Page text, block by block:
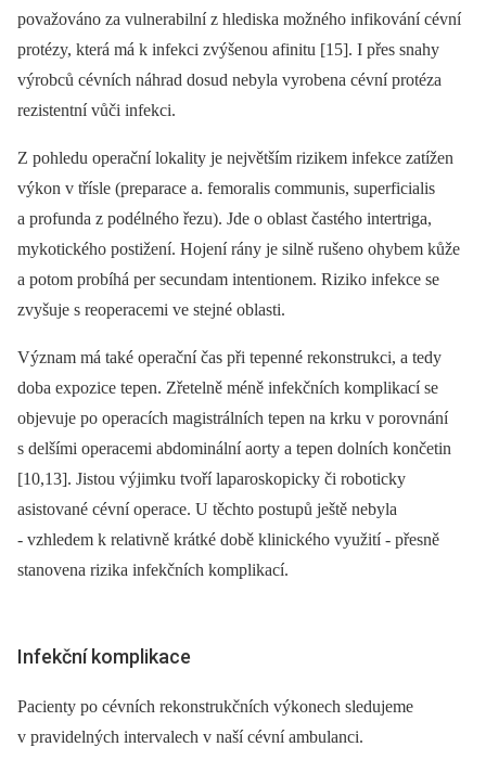
považováno za vulnerabilní z hlediska možného infikování cévní
protézy, která má k infekci zvýšenou afinitu [15]. I přes snahy
výrobců cévních náhrad dosud nebyla vyrobena cévní protéza
rezistentní vůči infekci.
Z pohledu operační lokality je největším rizikem infekce zatížen
výkon v třísle (preparace a. femoralis communis, superficialis
a profunda z podélného řezu). Jde o oblast častého intertriga,
mykotického postižení. Hojení rány je silně rušeno ohybem kůže
a potom probíhá per secundam intentionem. Riziko infekce se
zvyšuje s reoperacemi ve stejné oblasti.
Význam má také operační čas při tepenné rekonstrukci, a tedy
doba expozice tepen. Zřetelně méně infekčních komplikací se
objevuje po operacích magistrálních tepen na krku v porovnání
s delšími operacemi abdominální aorty a tepen dolních končetin
[10,13]. Jistou výjimku tvoří laparoskopicky či roboticky
asistované cévní operace. U těchto postupů ještě nebyla
-⁠ vzhledem k relativně krátké době klinického využití -⁠ přesně
stanovena rizika infekčních komplikací.
Infekční komplikace
Pacienty po cévních rekonstrukčních výkonech sledujeme
v pravidelných intervalech v naší cévní ambulanci.